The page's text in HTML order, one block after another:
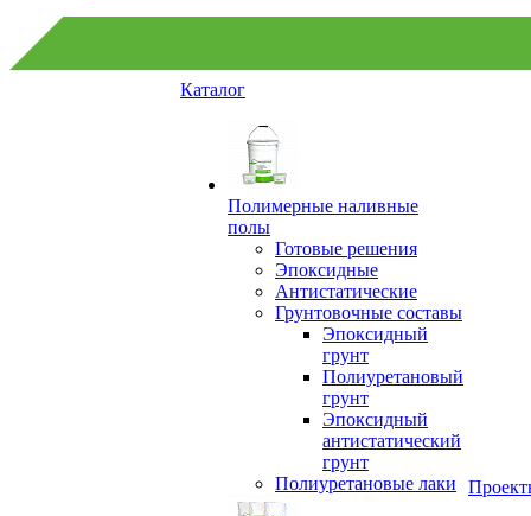
Каталог
Полимерные наливные
полы
Готовые решения
Эпоксидные
Антистатические
Грунтовочные составы
Эпоксидный
грунт
Полиуретановый
грунт
Эпоксидный
антистатический
грунт
Полиуретановые лаки